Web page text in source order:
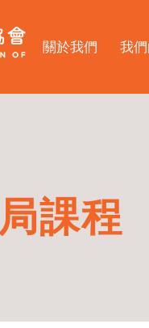
關於我們 我
課程